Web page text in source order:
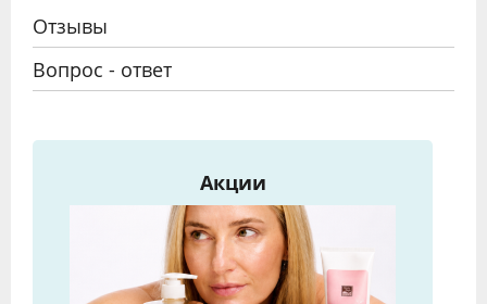
Отзывы
Вопрос - ответ
Акции